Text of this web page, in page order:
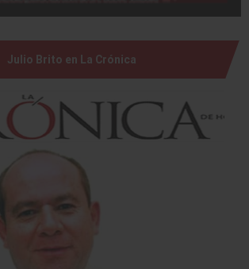
Julio Brito en La Crónica